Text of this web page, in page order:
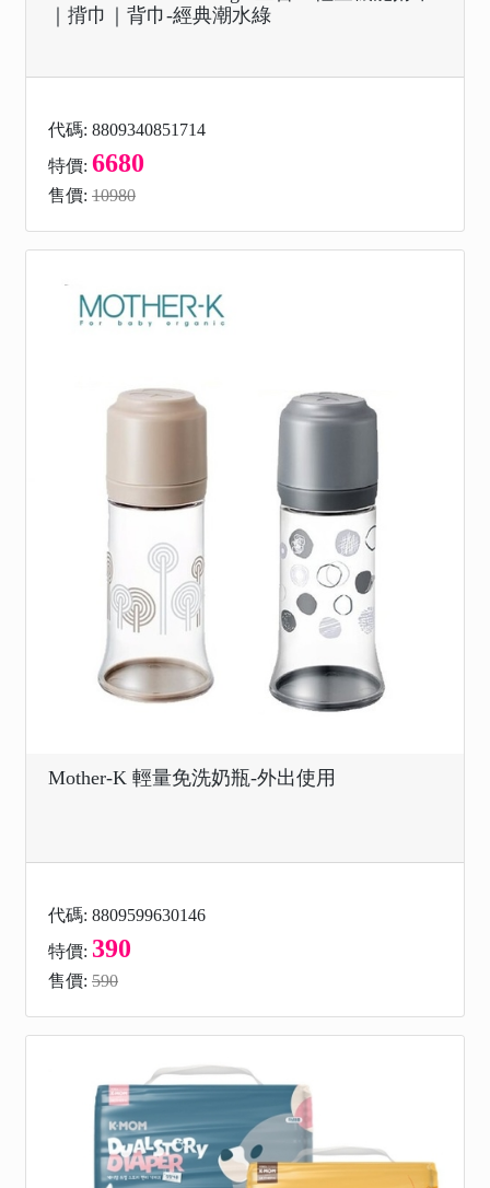
｜揹巾｜背巾-經典潮水綠
代碼: 8809340851714
特價: 6680
售價: 10980
Mother-K 輕量免洗奶瓶-外出使用
代碼: 8809599630146
特價: 390
售價: 590